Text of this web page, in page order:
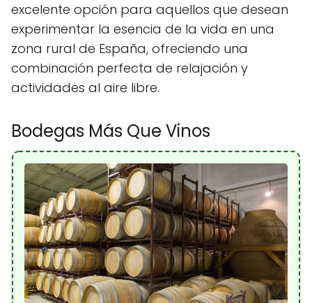
excelente opción para aquellos que desean
experimentar la esencia de la vida en una
zona rural de España, ofreciendo una
combinación perfecta de relajación y
actividades al aire libre.
Bodegas Más Que Vinos